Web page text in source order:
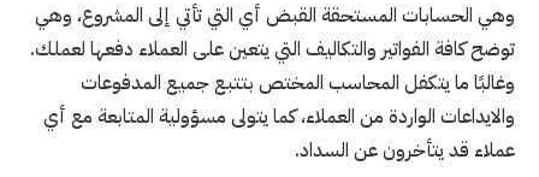
وهي الحسابات المستحقة القبض أي التي تأتي إلى المشروع، وهي
توضح كافة الفواتير والتكاليف التي يتعين على العملاء دفعها لعملك.
وغالبًا ما يتكفل المحاسب المختص بتتبع جميع المدفوعات
والايداعات الواردة من العملاء، كما يتولى مسؤولية المتابعة مع أي
عملاء قد يتأخرون عن السداد.